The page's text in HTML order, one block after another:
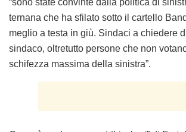
ternana che ha sfilato sotto il cartello
meglio a testa in giù. Sindaci a chiedere
sindaco, oltretutto persone che non
schifezza massima della sinistra”.